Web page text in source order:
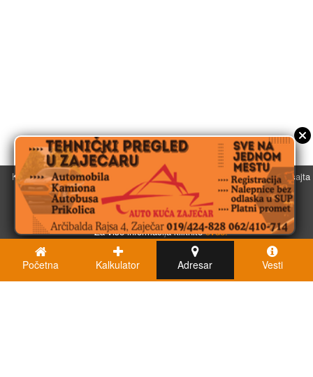
Koristimo kolačiće u svrhu boljeg korisničkog iskustva. Korišćenjem sajta
saglasni ste sa njihovom upotrebom.
U redu
Za više informacija klikniteovde.
Početna Kalkulator Adresar Vesti